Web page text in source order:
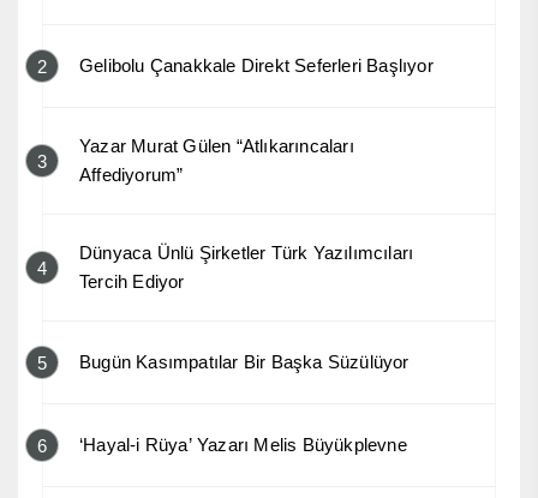
2 Gelibolu Çanakkale Direkt Seferleri Başlıyor
3
Yazar Murat Gülen “Atlıkarıncaları
Affediyorum”
4
Dünyaca Ünlü Şirketler Türk Yazılımcıları
Tercih Ediyor
5 Bugün Kasımpatılar Bir Başka Süzülüyor
6 ‘Hayal-i Rüya’ Yazarı Melis Büyükplevne